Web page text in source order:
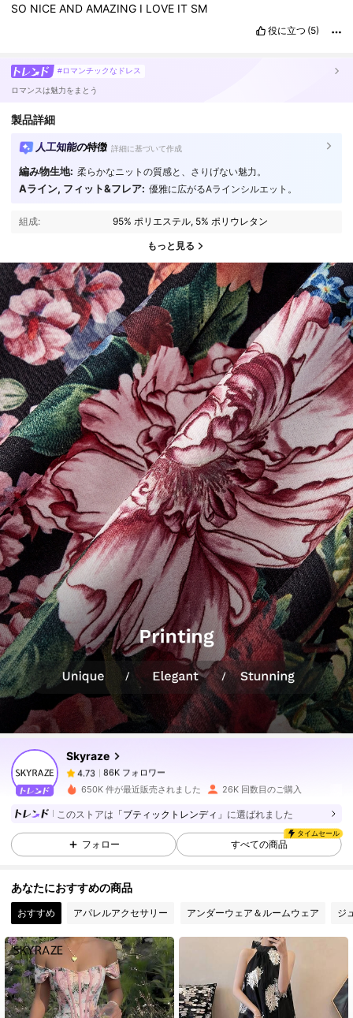
SO NICEANDAMAZING I LOVE IT SM
役に立つ (5)
#ロマンチックなドレス
ロマンスは魅力をまとう
製品詳細
人工知能の特徴 詳細に基づいて作成
編み物生地: 柔らかなニットの質感と、さりげない魅力。
Aライン, フィット&フレア: 優雅に広がるAラインシルエット。
組成: 95% ポリエステル, 5% ポリウレタン
もっと見る
Skyraze
4.73
86K フォロワー
4.73 86K フォロワー
4.73 86K フォロワー
650K 件が最近販売されました 26K 回数目のご購入
このストアは 「ブティックトレンディ」 に選ばれました
フォロー
タイムセール
すべての商品
あなたにおすすめの商品
おすすめ アパレルアクセサリー アンダーウェア＆ルームウェア ジ